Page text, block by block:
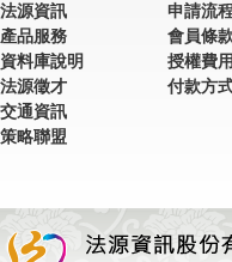
法源資訊
產品服務
資料庫說明
法源徵才
交通資訊
策略聯盟
申請流
會員條
授權費用
付款方